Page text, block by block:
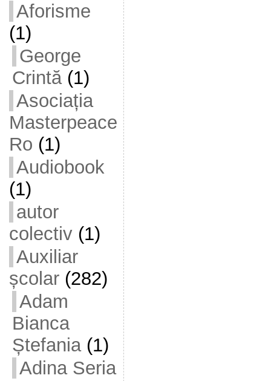
Aforisme
(1)
George
Crintă(1)
Asociația
Masterpeace
Ro (1)
Audiobook
(1)
autor
colectiv(1)
Auxiliar
școlar(282)
Adam
Bianca
Ștefania(1)
Adina Seria